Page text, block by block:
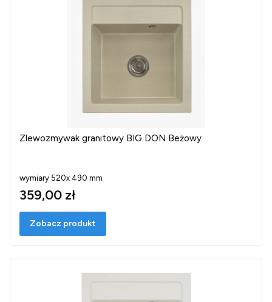
Zlewozmywak granitowy BIG DON Beżowy
wymiary 520x 490 mm
359,00 zł
Zobacz produkt